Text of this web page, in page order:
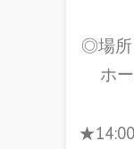
◎場所
ホ